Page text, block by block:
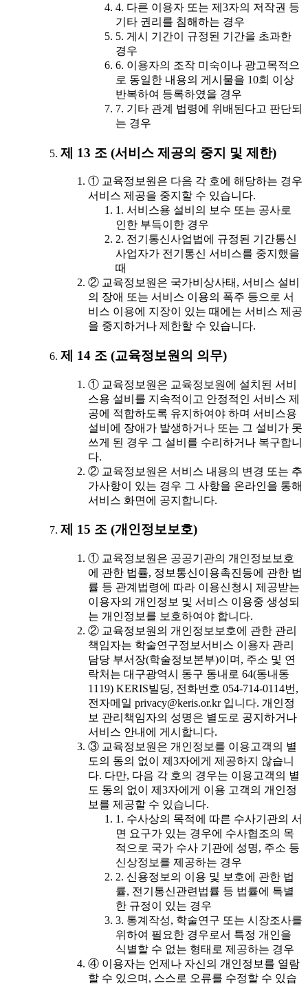
4. 다른 이용자 또는 제3자의 저작권 등
기타 권리를 침해하는 경우
5. 게시 기간이 규정된 기간을 초과한
경우
6. 이용자의 조작 미숙이나 광고목적으
로 동일한 내용의 게시물을 10회 이상
반복하여 등록하였을 경우
7. 기타 관계 법령에 위배된다고 판단되
는 경우
제 13 조 (서비스 제공의 중지 및 제한)
① 교육정보원은 다음 각 호에 해당하는 경우
서비스 제공을 중지할 수 있습니다.
1. 서비스용 설비의 보수 또는 공사로
인한 부득이한 경우
2. 전기통신사업법에 규정된 기간통신
사업자가 전기통신 서비스를 중지했을
때
② 교육정보원은 국가비상사태, 서비스 설비
의 장애 또는 서비스 이용의 폭주 등으로 서
비스 이용에 지장이 있는 때에는 서비스 제공
을 중지하거나 제한할 수 있습니다.
제 14 조 (교육정보원의 의무)
① 교육정보원은 교육정보원에 설치된 서비
스용 설비를 지속적이고 안정적인 서비스 제
공에 적합하도록 유지하여야 하며 서비스용
설비에 장애가 발생하거나 또는 그 설비가 못
쓰게 된 경우 그 설비를 수리하거나 복구합니
다.
② 교육정보원은 서비스 내용의 변경 또는 추
가사항이 있는 경우 그 사항을 온라인을 통해
서비스 화면에 공지합니다.
제 15 조 (개인정보보호)
① 교육정보원은 공공기관의 개인정보보호
에 관한 법률, 정보통신이용촉진등에 관한 법
률 등 관계법령에 따라 이용신청시 제공받는
이용자의 개인정보 및 서비스 이용중 생성되
는 개인정보를 보호하여야 합니다.
② 교육정보원의 개인정보보호에 관한 관리
책임자는 학술연구정보서비스 이용자 관리
담당 부서장(학술정보본부)이며, 주소 및 연
락처는 대구광역시 동구 동내로 64(동내동
1119) KERIS빌딩, 전화번호 054-714-0114번,
전자메일 privacy@keris.or.kr 입니다. 개인정
보 관리책임자의 성명은 별도로 공지하거나
서비스 안내에 게시합니다.
③ 교육정보원은 개인정보를 이용고객의 별
도의 동의 없이 제3자에게 제공하지 않습니
다. 다만, 다음 각 호의 경우는 이용고객의 별
도 동의 없이 제3자에게 이용 고객의 개인정
보를 제공할 수 있습니다.
1. 수사상의 목적에 따른 수사기관의 서
면 요구가 있는 경우에 수사협조의 목
적으로 국가 수사 기관에 성명, 주소 등
신상정보를 제공하는 경우
2. 신용정보의 이용 및 보호에 관한 법
률, 전기통신관련법률 등 법률에 특별
한 규정이 있는 경우
3. 통계작성, 학술연구 또는 시장조사를
위하여 필요한 경우로서 특정 개인을
식별할 수 없는 형태로 제공하는 경우
④ 이용자는 언제나 자신의 개인정보를 열람
할 수 있으며, 스스로 오류를 수정할 수 있습